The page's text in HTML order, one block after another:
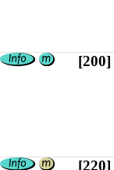
[200]
[220]